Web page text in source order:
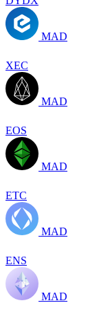
MAD
XEC
MAD
EOS
MAD
ETC
MAD
ENS
MAD